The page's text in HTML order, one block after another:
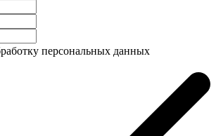
персональных данных